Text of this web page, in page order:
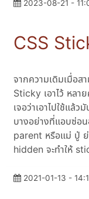
2023-08-21 -
CSS
จากความเดิมเมื่อส
Sticky เอาไว้ หลา
เจอว่าเอาไปใช้แล้
บางอย่างที่แอบซ่อ
parent หรือแม่ ปู่
hidden จะทำให้
2021-01-13 -